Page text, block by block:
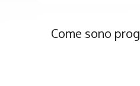
Come sono